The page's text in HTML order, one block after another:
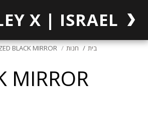
X | ISRAEL
בית חנות BLACK MIRROR
MIRROR